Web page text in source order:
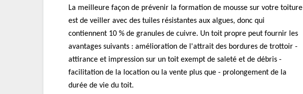
La meilleure façon de prévenir la formation de mousse sur votre toiture
est de veiller avec des tuiles résistantes aux algues, donc qui
contiennent 10 % de granules de cuivre. Un toit propre peut fournir les
avantages suivants : amélioration de l'attrait des bordures de trottoir -
attirance et impression sur un toit exempt de saleté et de débris -
facilitation de la location ou la vente plus que - prolongement de la
durée de vie du toit.